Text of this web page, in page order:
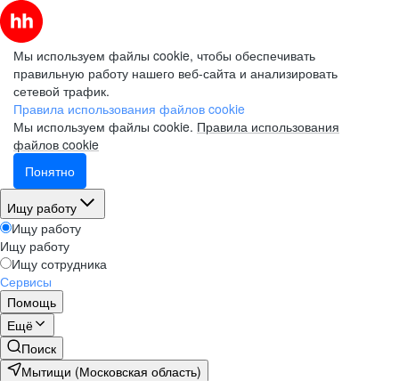
Мы используем файлы cookie, чтобы обеспечивать
правильную работу нашего веб-сайта и анализировать
сетевой трафик.
Правила использования файлов cookie
Мы используем файлы cookie. Правила использования
файлов cookie
Понятно
Ищу работу
Ищу работу
Ищу работу
Ищу сотрудника
Сервисы
Помощь
Ещё
Поиск
Мытищи (Московская область)